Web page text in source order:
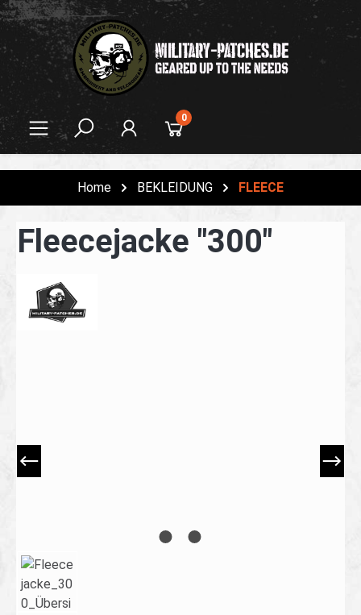
springen
0
Home BEKLEIDUNG FLEECE
Fleecejacke "300"